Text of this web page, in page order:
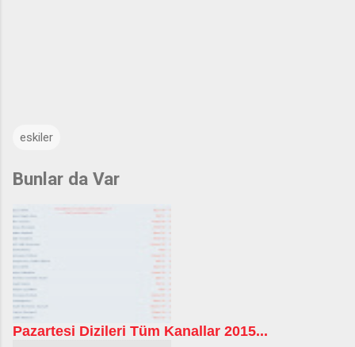
eskiler
Bunlar da Var
Pazartesi Dizileri Tüm Kanallar 2015...